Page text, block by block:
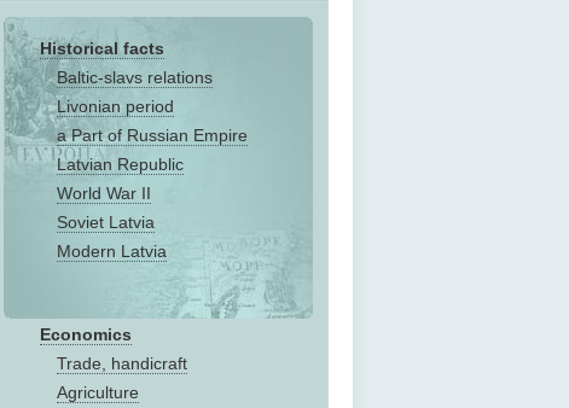
Historical facts
Baltic-slavs relations
Livonian period
a Part of Russian Empire
Latvian Republic
World War II
Soviet Latvia
Modern Latvia
Economics
Trade, handicraft
Agriculture